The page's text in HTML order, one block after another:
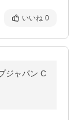
いいね 0
ジャパン C